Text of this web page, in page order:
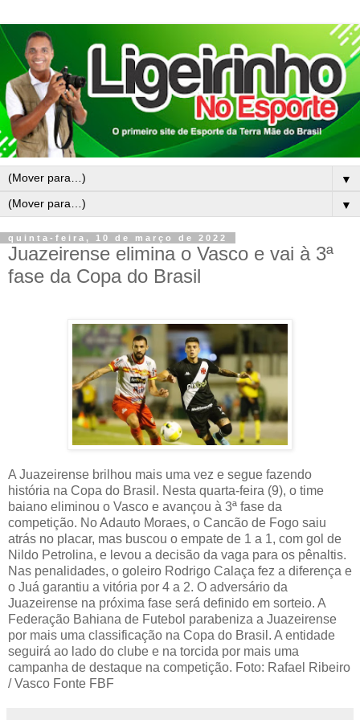
▼
▼
quinta-feira, 10 de março de 2022
Juazeirense elimina o Vasco e vai à 3ª
fase da Copa do Brasil
A Juazeirense brilhou mais uma vez e segue fazendo
história na Copa do Brasil. Nesta quarta-feira (9), o time
baiano eliminou o Vasco e avançou à 3ª fase da
competição. No Adauto Moraes, o Cancão de Fogo saiu
atrás no placar, mas buscou o empate de 1 a 1, com gol de
Nildo Petrolina, e levou a decisão da vaga para os pênaltis.
Nas penalidades, o goleiro Rodrigo Calaça fez a diferença e
o Juá garantiu a vitória por 4 a 2. O adversário da
Juazeirense na próxima fase será definido em sorteio. A
Federação Bahiana de Futebol parabeniza a Juazeirense
por mais uma classificação na Copa do Brasil. A entidade
seguirá ao lado do clube e na torcida por mais uma
campanha de destaque na competição. Foto: Rafael Ribeiro
/ Vasco Fonte FBF